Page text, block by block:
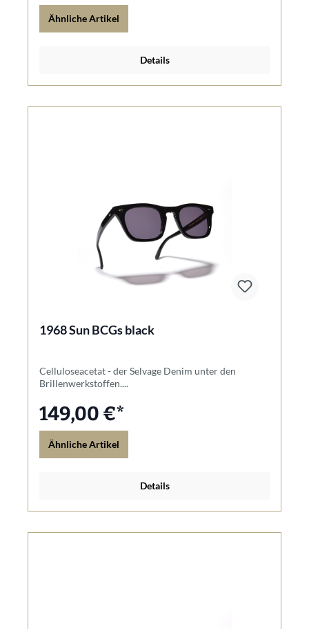
Ähnliche Artikel
Details
1968 Sun BCGs black
Celluloseacetat - der Selvage Denim unter den
Brillenwerkstoffen....
149,00 €*
Ähnliche Artikel
Details